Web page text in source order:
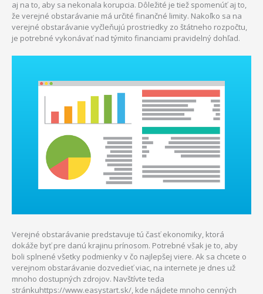
aj na to, aby sa nekonala korupcia. Dôležité je tiež spomenúť aj to,
že verejné obstarávanie má určité finančné limity. Nakoľko sa na
verejné obstarávanie vyčleňujú prostriedky zo štátneho rozpočtu,
je potrebné vykonávať nad týmito financiami pravidelný dohľad.
Verejné obstarávanie predstavuje tú časť ekonomiky, ktorá
dokáže byť pre danú krajinu prínosom. Potrebné však je to, aby
boli splnené všetky podmienky v čo najlepšej viere. Ak sa chcete o
verejnom obstarávanie dozvedieť viac, na internete je dnes už
mnoho dostupných zdrojov. Navštívte teda
stránkuhttps://www.easystart.sk/, kde nájdete mnoho cenných